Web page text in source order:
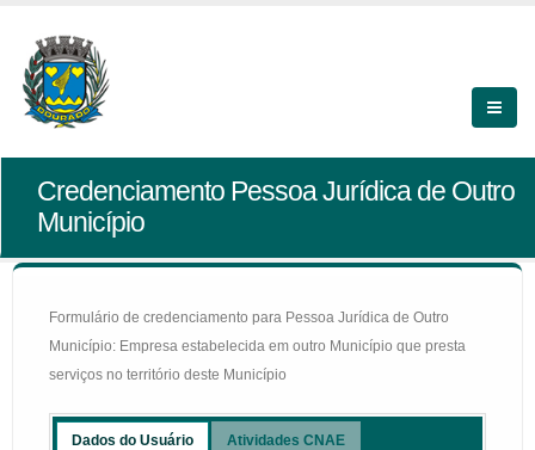
Credenciamento Pessoa Jurídica de Outro
Município
Formulário de credenciamento para Pessoa Jurídica de Outro
Município: Empresa estabelecida em outro Município que presta
serviços no território deste Município
Dados do Usuário Atividades CNAE